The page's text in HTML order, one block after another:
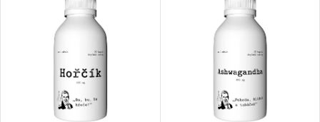
Abecedně